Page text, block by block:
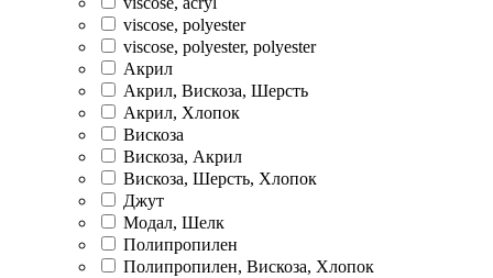
viscose, polyester
viscose, polyester, polyester
Акрил
Акрил, Вискоза, Шерсть
Акрил, Хлопок
Вискоза
Вискоза, Акрил
Вискоза, Шерсть, Хлопок
Джут
Модал, Шелк
Полипропилен
Полипропилен, Вискоза, Хлопок